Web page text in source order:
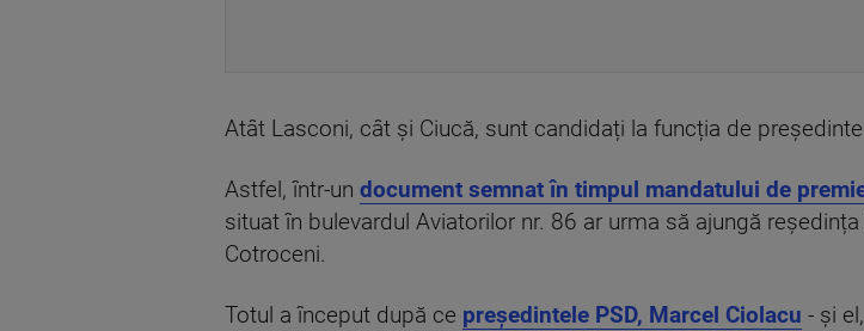
Atât Lasconi, cât și Ciucă, sunt candidați la funcția de
Astfel, într-un document semnat în timpul mandatului de
situat în bulevardul Aviatorilor nr. 86 ar urma să ajungă
Cotroceni.
Totul a început după ce președintele PSD, Marcel Ciolacu - și